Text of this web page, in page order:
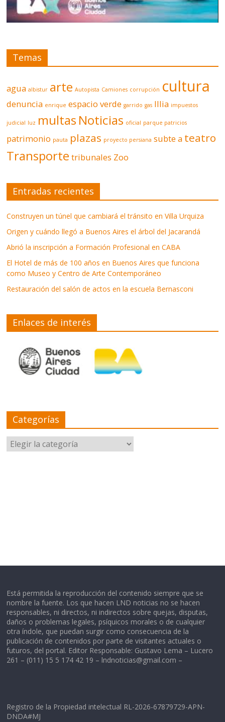
Temas
agua albistur arte Autopista Camiones corrupción cultura
denuncia enrique espacio verde garrido gas Illia impuestos
judicial luz multas Noticias oficial parque patricios
patrimonio pauta plazas proyecto persiana subte a teatro
Transporte tribunales Zoo
Entradas recientes
Construyen un túnel que cambiará el tránsito en Villa Urquiza
Origen y cuándo llegó a Buenos Aires el árbol del Jacarandá
Abrió la inscripción a Formación Profesional en CABA
El Hotel de más de 100 años en Buenos Aires que funciona
como Museo y Centro de Arte Contemporáneo
Restauración del salón de actos en la escuela Bernasconi
Enlaces de interés
Categorías
Categorías
Está permitida la reproducción del contenido siempre que se
nombre la fuente. Los que hacen LND noticias no se hacen
responsables, ni directos, ni indirectos sobre quejas, disputas,
daños o problemas legales, psíquicos morales o de cualquier
otra índole, que puedan surgir como consecuencia de la
publicación de contenidos por parte de visitantes actuales o
futuros, del portal. Editor Responsable: Gustavo Lema – Lucero
261 – (011) 15 5 174 42 19 – lndnoticias@gmail.com –
Registro de la Propiedad intelectual RL-2026-67879729-APN-
DNDA#MJ